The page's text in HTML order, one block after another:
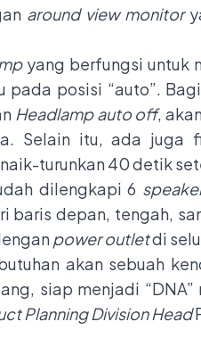
around view monitor
yang berfungsi untuk
posisi “auto”.
Headlamp auto off,
Selain itu, ada juga
turunkan 40 detik
dilengkapi 6
baris depan, tengah,
power outletdi
akan sebuah
siap menjadi “DNA”
Planning Division Head